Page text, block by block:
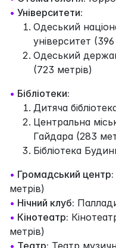
• Університети:
Одеський
університет
Одеський
(723 метрів)
• Бібліотеки:
Дитяча
Центральна
Гайдара (283
Бібліотека
• Громадський центр:
метрів)
• Нічний клуб:
• Кінотеатр:
метрів)
• Театр: Театр